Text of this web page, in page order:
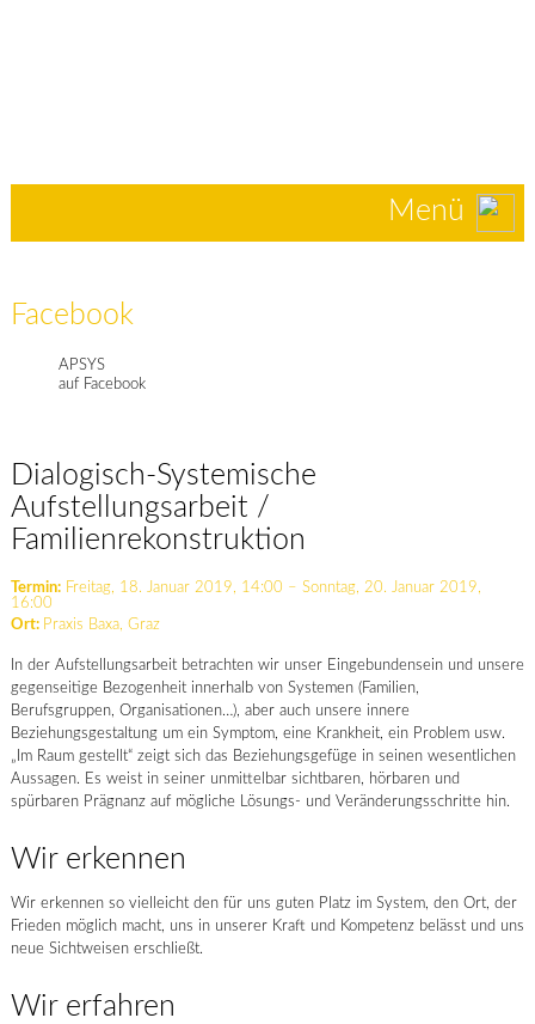
Menü
Facebook
APSYS
auf Facebook
Dialogisch-Systemische
Aufstellungsarbeit /
Familienrekonstruktion
Termin:Freitag, 18. Januar 2019, 14:00 – Sonntag, 20. Januar 2019,
16:00
Ort: Praxis Baxa, Graz
In der Aufstellungsarbeit betrachten wir unser Eingebundensein und unsere
gegenseitige Bezogenheit innerhalb von Systemen (Familien,
Berufsgruppen, Organisationen…), aber auch unsere innere
Beziehungsgestaltung um ein Symptom, eine Krankheit, ein Problem usw.
„Im Raum gestellt“ zeigt sich das Beziehungsgefüge in seinen wesentlichen
Aussagen. Es weist in seiner unmittelbar sichtbaren, hörbaren und
spürbaren Prägnanz auf mögliche Lösungs- und Veränderungsschritte hin.
Wir erkennen
Wir erkennen so vielleicht den für uns guten Platz im System, den Ort, der
Frieden möglich macht, uns in unserer Kraft und Kompetenz belässt und uns
neue Sichtweisen erschließt.
Wir erfahren